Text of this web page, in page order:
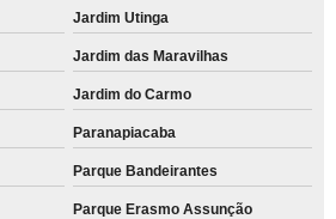
Jardim Utinga
Jardim das Maravilhas
Jardim do Carmo
Paranapiacaba
Parque Bandeirantes
Parque Erasmo Assunção